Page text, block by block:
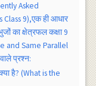
Asked
9),एक ही आधार
का क्षेत्रफल कक्षा 9
and Same Parallel
प्रश्न:
है? (What is the